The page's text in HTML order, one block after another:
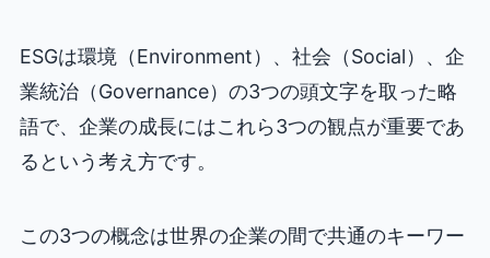
ESGは環境（Environment）、社会（Social）、企
業統治（Governance）の3つの頭文字を取った略
語で、企業の成長にはこれら3つの観点が重要であ
るという考え方です。
この3つの概念は世界の企業の間で共通のキーワー